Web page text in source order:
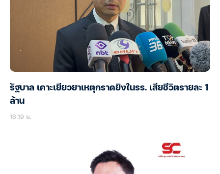
รัฐบาล เคาะเยียวยาเหตุกราดยิงในรร. เสียชีวิตรายละ 1
ล้าน
16:19 น.